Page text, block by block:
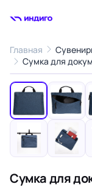
Главная
Сумка для
‹
Сумка для